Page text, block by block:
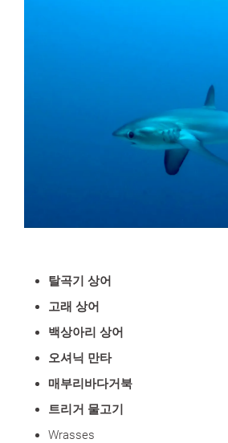
탈곡기 상어
고래 상어
백상아리 상어
오셔닉 만타
매부리바다거북
트리거 물고기
Wrasses